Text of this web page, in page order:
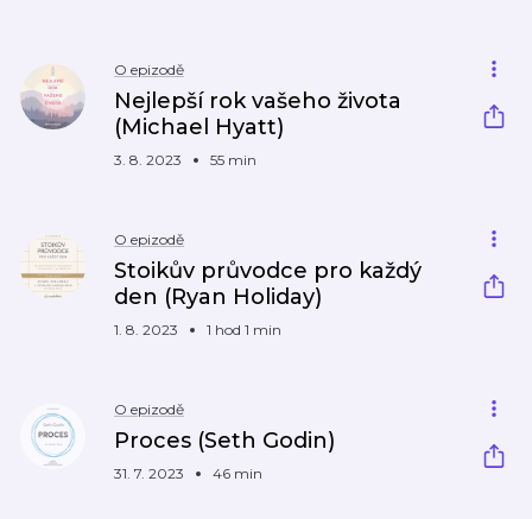
O epizodě
Nejlepší rok vašeho života
(Michael Hyatt)
3. 8. 2023 55 min
O epizodě
Stoikův průvodce pro každý
den (Ryan Holiday)
1. 8. 2023 1 hod 1 min
O epizodě
Proces (Seth Godin)
31. 7. 2023 46 min